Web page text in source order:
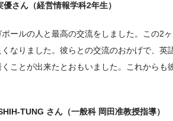
優さん（経営情報学科2年生）
ールの人と最高の交流をしました。この2
くなりました。彼らとの交流のおかげで、
ことが出来たとおもいました。これから
TUNG さん（一般科 岡田准教授指導）